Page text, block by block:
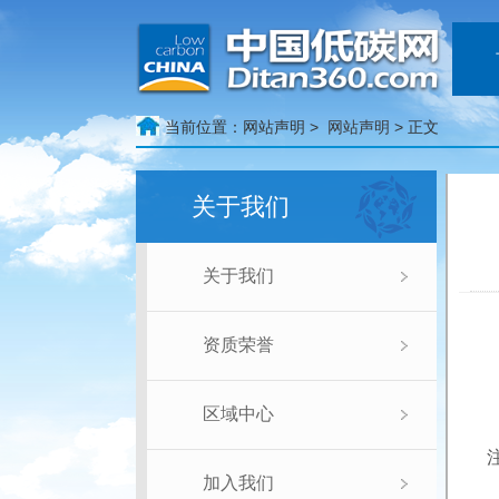
当前位置： 网站声明 > 网站声明 > 正文
关于我们
关于我们
资质荣誉
区域中心
加入我们